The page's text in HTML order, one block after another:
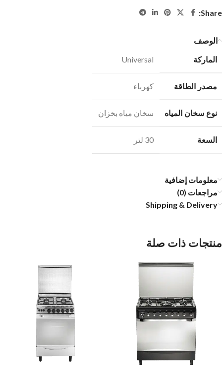
Share:
الوصف
الماركة Universal
مصدر الطاقة كهرباء
نوع سخان المياه سخان مياه بخزان
السعة 30 لتر
معلومات إضافية
مراجعات (0)
Shipping & Delivery
منتجات ذات صلة